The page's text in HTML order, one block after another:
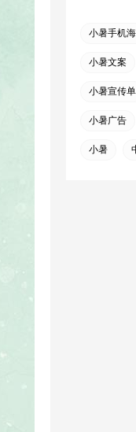
小暑手机
小暑文案
小暑宣传单
小暑广告
小暑